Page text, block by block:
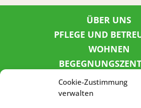
Cookie-Zustimmung
verwalten
ÜBER UNS
PFLEGE UND
WOHNEN
KINDER UND
KONTAKT